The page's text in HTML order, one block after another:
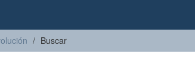
Buscar